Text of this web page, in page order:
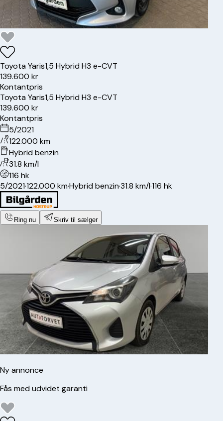
ToyotaYaris1,5 Hybrid H3 e-CVT
139.600 kr
Kontantpris
ToyotaYaris1,5 Hybrid H3 e-CVT
139.600 kr
Kontantpris
5/2021
122.000 km
Hybrid benzin
31.8 km/l
116 hk
5/2021·122.000 km·Hybrid benzin·31.8 km/l·116 hk
Ring nu Skriv til sælger
Ny annonce
Fås med udvidet garanti